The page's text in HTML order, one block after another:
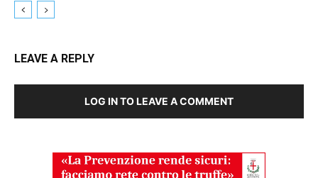
LEAVE A REPLY
LOG IN TO LEAVE A COMMENT